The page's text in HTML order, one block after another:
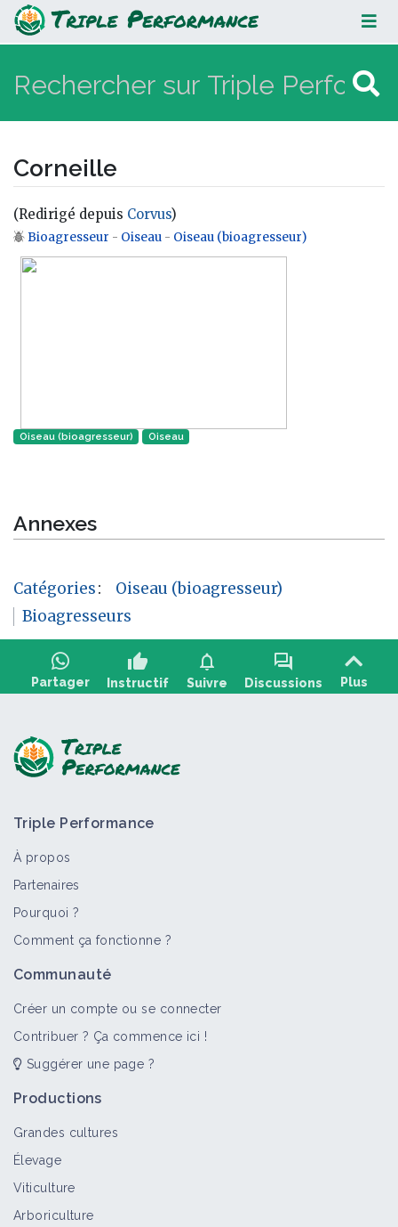
Corneille
Corneille
(Redirigé depuis Corvus)
Aller à :navigation,rechercher
Bioagresseur - Oiseau - Oiseau (bioagresseur)
Oiseau (bioagresseur) Oiseau‎
Annexes
Catégories:
Oiseau (bioagresseur)
Bioagresseurs
Partager
thumb_up
Instructif
notifications
Suivre
forum
Discussions Plus
Faisan
Triple Performance
À propos
Partenaires
Pourquoi ?
Comment ça fonctionne ?
Communauté
Créer un compte ou se connecter
Contribuer ? Ça commence ici !
Suggérer une page ?
Productions
Grandes cultures
Élevage
Viticulture
Arboriculture